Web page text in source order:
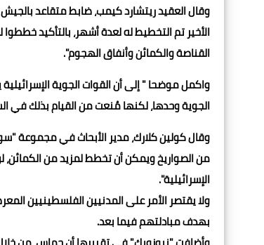
وقال العقيد ريتشارد كيمب، ضابط متقاعد
الأخير تم التخطيط له لعدة أشهر، بالتأكيد
القناصة والكمائن وأنفاق الهجوم".
واكمل موضحا " إلى أن القوات الجوية
الجوية وحدها، لكنها مُنعت من القيام بذلك في
وقال كولين كلارك، مدير الأبحاث في مجموعة
من الصواريخ ويمكن أن تخطط لمزيد من الكمائن،
الإسرائيلية".
ولا يقتصر الأمر على المدنيين الفلسطينيين
بهدف مبادلتهم فيما بعد.